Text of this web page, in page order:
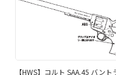
【HWS】コルト SAA.45 バント